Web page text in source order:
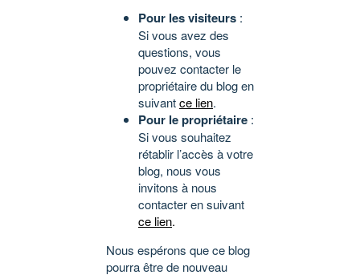
Pour les visiteurs :
Si vous avez des
questions, vous
pouvez contacter le
propriétaire du blog en
suivantce lien.
Pour le propriétaire :
Si vous souhaitez
rétablir l’accès à votre
blog, nous vous
invitons à nous
contacter en suivant
ce lien.
Nous espérons que ce blog
pourra être de nouveau